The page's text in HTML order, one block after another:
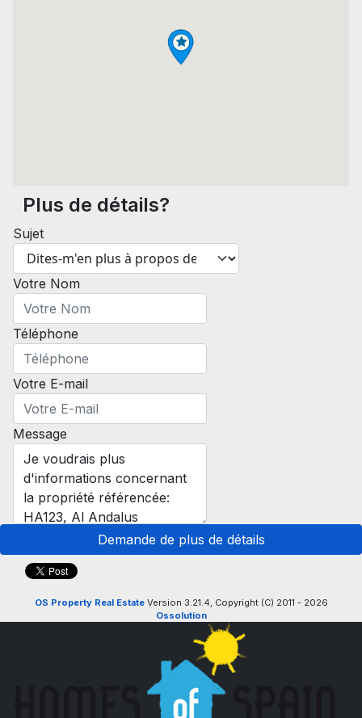
Plus de détails?
Sujet
Votre Nom
Téléphone
Votre E-mail
Message
Demande de plus de détails
OS Property Real EstateVersion 3.21.4, Copyright (C) 2011 - 2026
Ossolution